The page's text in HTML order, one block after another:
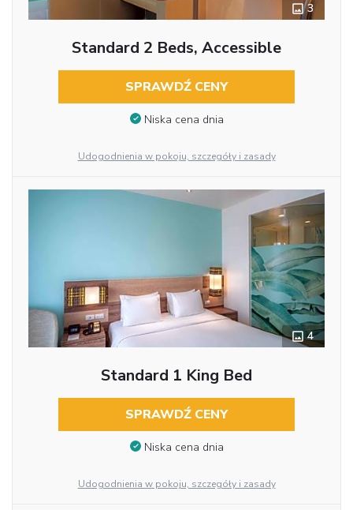
3
Standard 2 Beds, Accessible
SPRAWDŹ CENY
Niska cena dnia
Udogodnienia w pokoju, szczegóły i zasady
4
Standard 1 King Bed
SPRAWDŹ CENY
Niska cena dnia
Udogodnienia w pokoju, szczegóły i zasady